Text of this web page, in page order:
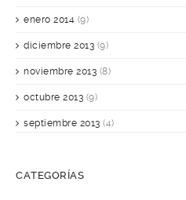
enero 2014 (9)
diciembre 2013 (9)
noviembre 2013 (8)
octubre 2013 (9)
septiembre 2013 (4)
CATEGORÍAS